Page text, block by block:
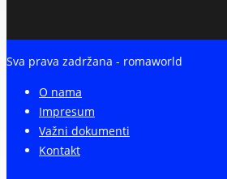
Sva prava zadržana - romaworld
O nama
Impresum
Važni dokumenti
Kontakt